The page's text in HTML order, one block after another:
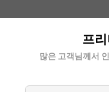
프
많은 고객님께서